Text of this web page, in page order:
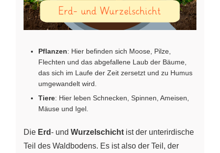
Pflanzen: Hier befinden sich Moose, Pilze,
Flechten und das abgefallene Laub der Bäume,
das sich im Laufe der Zeit zersetzt und zu Humus
umgewandelt wird.
Tiere: Hier leben Schnecken, Spinnen, Ameisen,
Mäuse und Igel.
Die Erd- und Wurzelschicht ist der unterirdische
Teil des Waldbodens. Es ist also der Teil, der